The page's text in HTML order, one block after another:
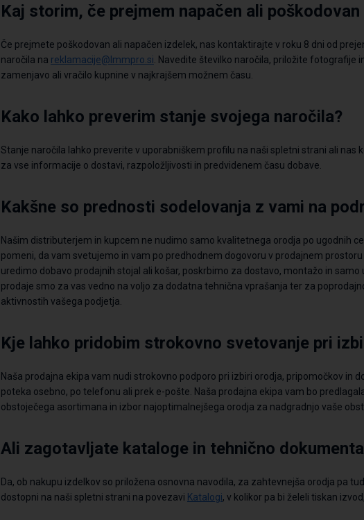
Kaj storim, če prejmem napačen ali
Če prejmete poškodovan ali napačen izdelek, nas kontaktirajte v roku 8 dni od
naročila na reklamacije@lmmpro.si Navedite številko naročila, priložite fotografije
zamenjavo ali vračilo kupnine v najkrajšem možnem času
Kako lahko preverim stanje svojega naročila?
Stanje naročila lahko preverite v uporabniškem profilu na naši spletni strani ali nas
za vse informacije o dostavi, razpoložljivosti in predvidenem času dobave.
Kakšne so prednosti sodelovanja z vami na
Našim distributerjem in kupcem ne nudimo samo kvalitetnega orodja po ugodnih
pomeni, da vam svetujemo in vam po predhodnem dogovoru v prodajnem prostoru
uredimo dobavo prodajnih stojal ali košar, poskrbimo za dostavo, montažo in samo
prodaje smo za vas vedno na voljo za dodatna tehnična vprašanja ter za
aktivnostih vašega podjetja.
Kje lahko pridobim strokovno svetovanje pri
Naša prodajna ekipa vam nudi strokovno podporo pri izbiri orodja, pripomočkov in
poteka osebno, po telefonu ali prek e-pošte. Naša prodajna ekipa vam bo
obstoječega asortimana in izbor najoptimalnejšega orodja za nadgradnjo vaše
Ali zagotavljate kataloge in tehnično
Da, ob nakupu izdelkov so priložena osnovna navodila, za zahtevnejša orodja pa
dostopni na naši spletni strani na povezavi Katalogi, v kolikor pa bi želeli tiskan